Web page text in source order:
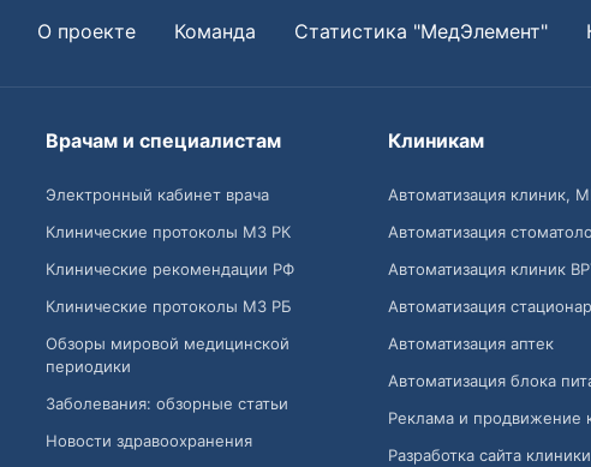
О проекте Команда Статистика "МедЭлемент"
Врачам и специалистам
Электронный кабинет врача
Клинические протоколы МЗ РК
Клинические рекомендации РФ
Клинические протоколы МЗ РБ
Обзоры мировой медицинской
периодики
Заболевания: обзорные статьи
Новости здравоохранения
Клиникам
Автоматизация клиник,
Автоматизация
Автоматизация клиник
Автоматизация
Автоматизация аптек
Автоматизация блока
Реклама и продвижение
Разработка сайта клиники